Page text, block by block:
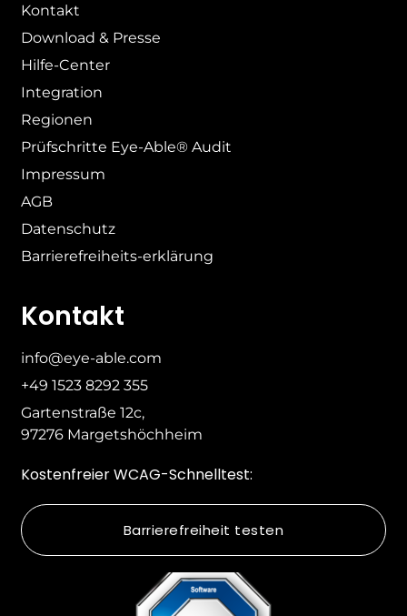
Kontakt
Download & Presse
Hilfe-Center
Integration
Regionen
Prüfschritte Eye-Able® Audit
Impressum
AGB
Datenschutz
Barrierefreiheits-erklärung
Kontakt
info@eye-able.com
+49 1523 8292 355
Gartenstraße 12c,
97276 Margetshöchheim
Kostenfreier WCAG-Schnelltest:
Barrierefreiheit testen